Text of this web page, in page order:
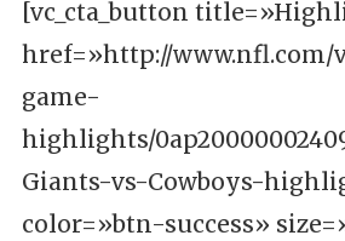
[vc_cta_button
href=»http://www.nfl.com/
game-
highlights/
Giants-vs-Cowboys-
color=»btn-success»